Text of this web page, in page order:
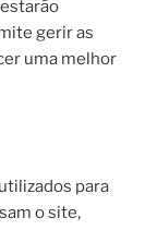
gerir as
uma melhor
para
o site,